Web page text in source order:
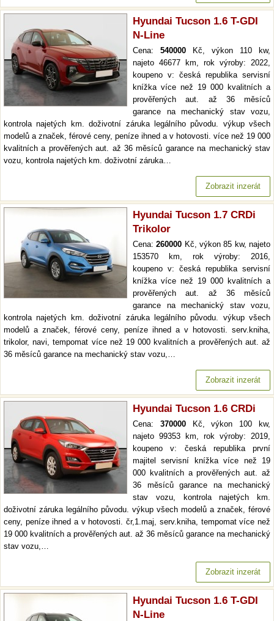
Hyundai Tucson 1.6 T-GDI
N-Line
Cena: 540000 Kč, výkon 110 kw,
najeto 46677 km, rok výroby: 2022,
koupeno v: česká republika servisní
knížka více než 19 000 kvalitních a
prověřených aut. až 36 měsíců
garance na mechanický stav vozu,
kontrola najetých km. doživotní záruka legálního původu. výkup všech
modelů a značek, férové ceny, peníze ihned a v hotovosti. více než 19 000
kvalitních a prověřených aut. až 36 měsíců garance na mechanický stav
vozu, kontrola najetých km. doživotní záruka…
Zobrazit inzerát
Hyundai Tucson 1.7 CRDi
Trikolor
Cena:260000 Kč, výkon 85 kw, najeto
153570 km, rok výroby: 2016,
koupeno v: česká republika servisní
knížka více než 19 000 kvalitních a
prověřených aut. až 36 měsíců
garance na mechanický stav vozu,
kontrola najetých km. doživotní záruka legálního původu. výkup všech
modelů a značek, férové ceny, peníze ihned a v hotovosti. serv.kniha,
trikolor, navi, tempomat více než 19 000 kvalitních a prověřených aut. až
36 měsíců garance na mechanický stav vozu,…
Zobrazit inzerát
Hyundai Tucson 1.6 CRDi
Cena: 370000Kč, výkon 100 kw,
najeto 99353 km, rok výroby: 2019,
koupeno v: česká republika první
majitel servisní knížka více než 19
000 kvalitních a prověřených aut. až
36 měsíců garance na mechanický
stav vozu, kontrola najetých km.
doživotní záruka legálního původu. výkup všech modelů a značek, férové
ceny, peníze ihned a v hotovosti. čr,1.maj, serv.kniha, tempomat více než
19 000 kvalitních a prověřených aut. až 36 měsíců garance na mechanický
stav vozu,…
Zobrazit inzerát
Hyundai Tucson 1.6 T-GDI
N-Line